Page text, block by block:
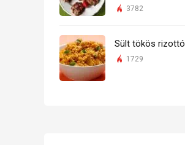
3782
Sült tökös rizottó
1729